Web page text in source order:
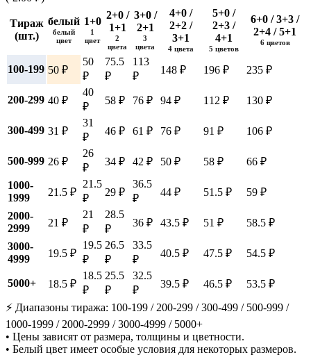
Тираж
(шт.)
белый
белый
цвет
1+0
1
цвет
2+0 /
1+1
2
цвета
3+0 /
2+1
3
цвета
4+0 /
2+2 /
3+1
4 цвета
5+0 /
2+3 /
4+1
5 цветов
6+0 / 3+3 /
2+4 / 5+1
6 цветов
100-199 50 ₽
50
₽
75.5
₽
113
₽
148 ₽ 196 ₽ 235 ₽
200-299 40 ₽
40
₽
58 ₽ 76 ₽ 94 ₽ 112 ₽ 130 ₽
300-499 31 ₽
31
₽
46 ₽ 61 ₽ 76 ₽ 91 ₽ 106 ₽
500-999 26 ₽
26
₽
34 ₽ 42 ₽ 50 ₽ 58 ₽
66 ₽
1000-
1999
21.5 ₽
21.5
₽
29 ₽
36.5
₽
44 ₽ 51.5 ₽
59 ₽
2000-
2999
21 ₽
21
₽
28.5
₽
36 ₽ 43.5 ₽ 51 ₽
58.5 ₽
3000-
4999
19.5 ₽
19.5
₽
26.5
₽
33.5
₽
40.5 ₽ 47.5 ₽ 54.5 ₽
5000+ 18.5 ₽
18.5
₽
25.5
₽
32.5
₽
39.5 ₽ 46.5 ₽
53.5 ₽
⚡ Диапазоны тиража: 100-199 / 200-299 / 300-499 / 500-999 /
1000-1999 / 2000-2999 / 3000-4999 / 5000+
• Цены зависят от размера, толщины и цветности.
• Белый цвет имеет особые условия для некоторых размеров.